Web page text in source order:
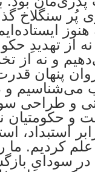
پُر سنگلاخ
از تهدیدِ
و نه از
پنهان
می‌شناسیم و
و طراحی
و حکومتیان
استبداد،
کردیم. ما
در سودایِ